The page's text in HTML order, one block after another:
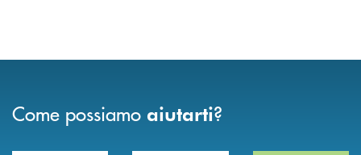
Come possiamo aiutarti?